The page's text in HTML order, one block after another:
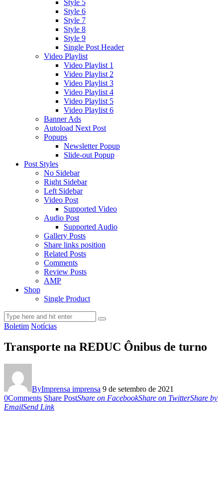
Style 5
Style 6
Style 7
Style 8
Style 9
Single Post Header
Video Playlist
Video Playlist 1
Video Playlist 2
Video Playlist 3
Video Playlist 4
Video Playlist 5
Video Playlist 6
Banner Ads
Autoload Next Post
Popups
Newsletter Popup
Slide-out Popup
Post Styles
No Sidebar
Right Sidebar
Left Sidebar
Video Post
Supported Video
Audio Post
Supported Audio
Gallery Posts
Share links position
Related Posts
Comments
Review Posts
AMP
Shop
Single Product
Boletim Notícias
Transporte na REDUC Ônibus de turno
ByImprensa imprensa 9 de setembro de 2021
0Comments Share PostShare on FacebookShare on TwitterShare by
EmailSend Link